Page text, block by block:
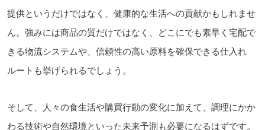
提供というだけではなく、健康的な生活への貢献かもしれませ
ん。強みには商品の質だけではなく、どこにでも素早く宅配で
きる物流システムや、信頼性の高い原料を確保できる仕入れ
ルートも挙げられるでしょう。
そして、人々の食生活や購買行動の変化に加えて、調理にかか
わる技術や自然環境といった未来予測も必要になるはずです。